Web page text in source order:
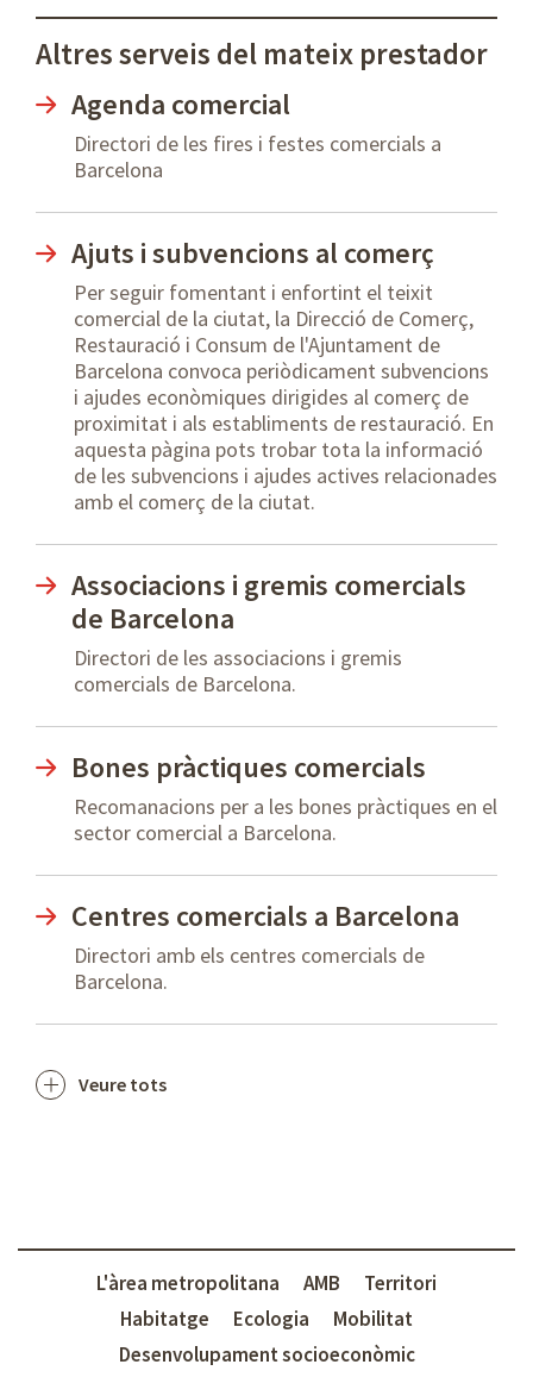
Altres serveis del mateix prestador
Agenda comercial
Directori de les fires i festes comercials a
Barcelona
Ajuts i subvencions al comerç
Per seguir fomentant i enfortint el teixit
comercial de la ciutat, la Direcció de Comerç,
Restauració i Consum de l'Ajuntament de
Barcelona convoca periòdicament subvencions
i ajudes econòmiques dirigides al comerç de
proximitat i als establiments de restauració. En
aquesta pàgina pots trobar tota la informació
de les subvencions i ajudes actives relacionades
amb el comerç de la ciutat.
Associacions i gremis comercials
de Barcelona
Directori de les associacions i gremis
comercials de Barcelona.
Bones pràctiques comercials
Recomanacions per a les bones pràctiques en el
sector comercial a Barcelona.
Centres comercials a Barcelona
Directori amb els centres comercials de
Barcelona.
Veure tots
L'àrea metropolitana AMB
Territori
Habitatge
Ecologia
Mobilitat
Desenvolupament socioeconòmic